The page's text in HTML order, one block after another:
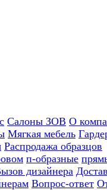
Салоны ЗОВ О
Мягкая мебель
Распродажа образцов
п-образные
дизайнера
Вопрос-ответ